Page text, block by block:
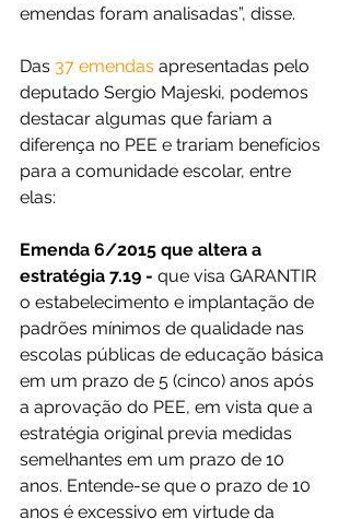
emendas foram analisadas”, disse.
Das 37 emendas apresentadas pelo
deputado Sergio Majeski, podemos
destacar algumas que fariam a
diferença no PEE e trariam benefícios
para a comunidade escolar, entre
elas:
Emenda 6/2015 que altera a
estratégia 7.19 - que visa GARANTIR
o estabelecimento e implantação de
padrões mínimos de qualidade nas
escolas públicas de educação básica
em um prazo de 5 (cinco) anos após
a aprovação do PEE, em vista que a
estratégia original previa medidas
semelhantes em um prazo de 10
anos. Entende-se que o prazo de 10
anos é excessivo em virtude da